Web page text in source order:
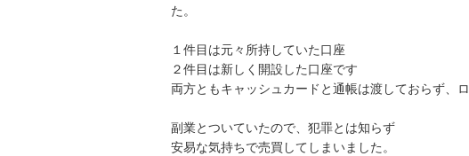
た。
１件目は元々所持していた口座
２件目は新しく開設した口座です
両方ともキャッシュカードと通帳は渡しておらず、
副業とついていたので、犯罪とは知らず
安易な気持ちで売買してしまいました。